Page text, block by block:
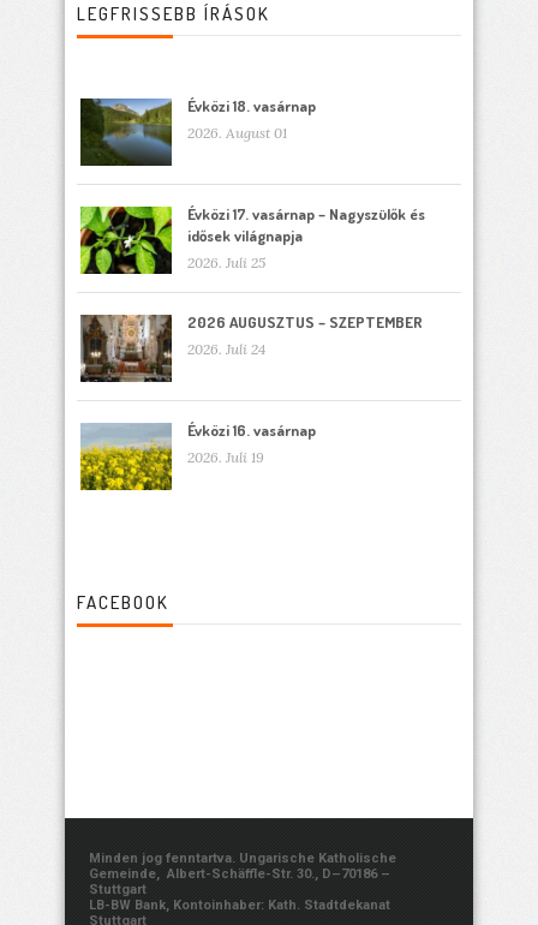
LEGFRISSEBB ÍRÁSOK
Évközi 18. vasárnap
2026. August 01
Évközi 17. vasárnap – Nagyszülők és
idősek világnapja
2026. Juli 25
2026 AUGUSZTUS – SZEPTEMBER
2026. Juli 24
Évközi 16. vasárnap
2026. Juli 19
FACEBOOK
Minden jog fenntartva. Ungarische Katholische
Gemeinde, Albert-Schäffle-Str. 30., D–70186 –
Stuttgart
LB-BW Bank, Kontoinhaber: Kath. Stadtdekanat
Stuttgart